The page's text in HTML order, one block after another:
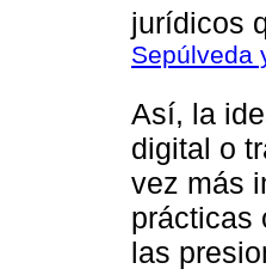
jurídicos
Sepúlveda
Así, la
digital o
vez más
prácticas
las